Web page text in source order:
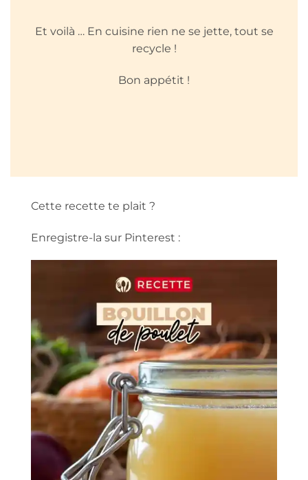
Et voilà … En cuisine rien ne se jette, tout se
recycle !
Bon appétit !
Cette recette te plait ?
Enregistre-la sur Pinterest :